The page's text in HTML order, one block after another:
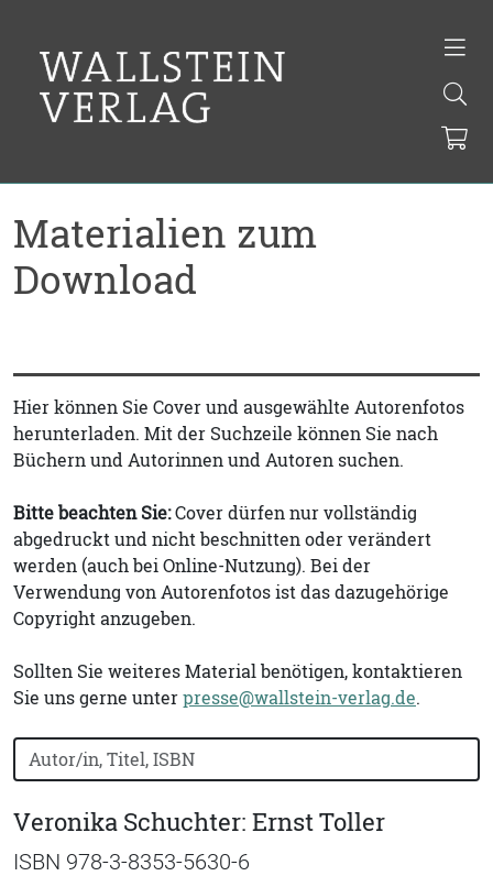
Materialien zum
Download
Hier können Sie Cover und ausgewählte Autorenfotos
herunterladen. Mit der Suchzeile können Sie nach
Büchern und Autorinnen und Autoren suchen.
Bitte beachten Sie:Cover dürfen nur vollständig
abgedruckt und nicht beschnitten oder verändert
werden (auch bei Online-Nutzung). Bei der
Verwendung von Autorenfotos ist das dazugehörige
Copyright anzugeben.
Sollten Sie weiteres Material benötigen, kontaktieren
Sie uns gerne unterpresse@wallstein-verlag.de.
Bücher nach Buchtitel, Autorennamen oder ISBN
Veronika Schuchter: Ernst Toller
ISBN 978-3-8353-5630-6